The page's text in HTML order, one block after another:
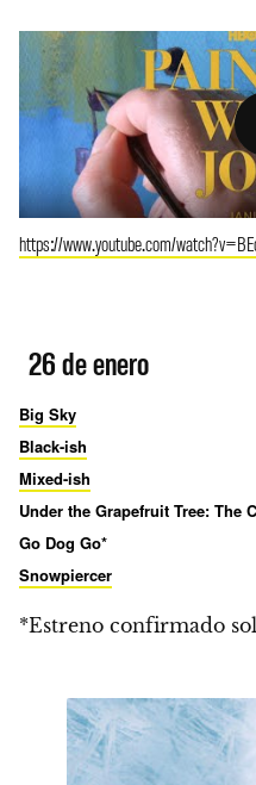
https://www.youtube.com/
26 de enero
Big Sky
Black-ish
Mixed-ish
Under the Grapefruit Tree: The
Go Dog Go*
Snowpiercer
*Estreno confirmado